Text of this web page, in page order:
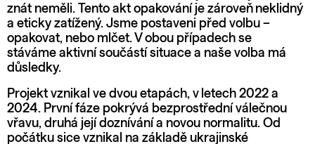
znát neměli. Tento akt opakování je zároveň neklidný
a eticky zatížený. Jsme postaveni před volbu –
opakovat, nebo mlčet. V obou případech se
stáváme aktivní součástí situace a naše volba má
důsledky.
Projekt vznikal ve dvou etapách, v letech 2022 a
2024. První fáze pokrývá bezprostřední válečnou
vřavu, druhá její doznívání a novou normalitu. Od
počátku sice vznikal na základě ukrajinské